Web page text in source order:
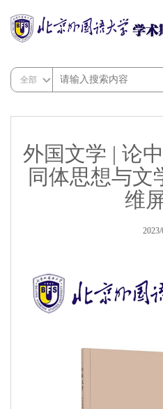
全部
外国文学 | 论
同体思想与文
维